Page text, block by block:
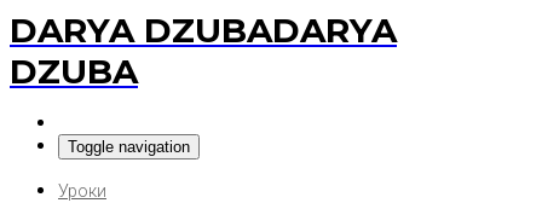
DARYA DZUBADARYA
DZUBA
Toggle navigation
Уроки